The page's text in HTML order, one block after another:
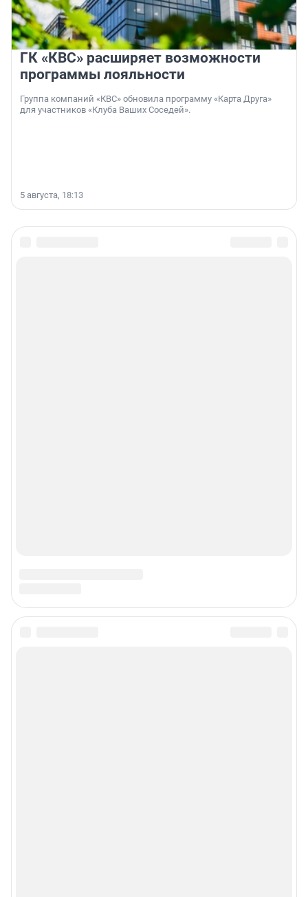
ГК «КВС» расширяет возможности
программы лояльности
Группа компаний «КВС» обновила программу «Карта Друга»
для участников «Клуба Ваших Соседей».
5 августа, 18:13